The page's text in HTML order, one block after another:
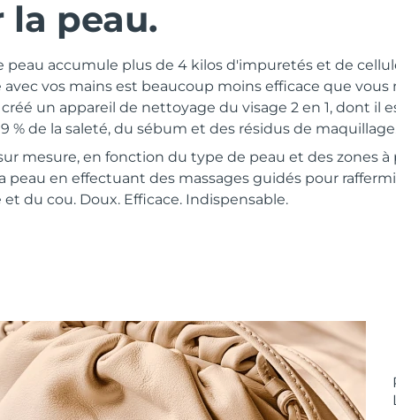
peau.
peau accumule plus de 4 kilos d'impuretés et de
vos mains est beaucoup moins efficace que vous
un appareil de nettoyage du visage 2 en 1, dont il
% de la saleté, du sébum et des résidus de
mesure, en fonction du type de peau et des zones à
peau en effectuant des massages guidés pour
du cou. Doux. Efficace. Indispensable.